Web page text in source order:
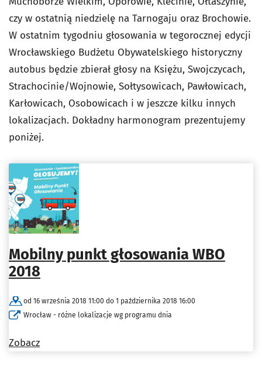
czy w ostatnią niedzielę na Tarnogaju oraz Brochowie.
W ostatnim tygodniu głosowania w tegorocznej edycji
Wrocławskiego Budżetu Obywatelskiego historyczny
autobus będzie zbierał głosy na Księżu, Swojczycach,
Strachocinie/Wojnowie, Sołtysowicach, Pawłowicach,
Karłowicach, Osobowicach i w jeszcze kilku innych
lokalizacjach. Dokładny harmonogram prezentujemy
poniżej.
Mobilny punkt głosowania WBO
2018
od 16 września 2018 11:00 do 1 października 2018 16:00
Wrocław - różne lokalizacje wg programu dnia
Zobacz